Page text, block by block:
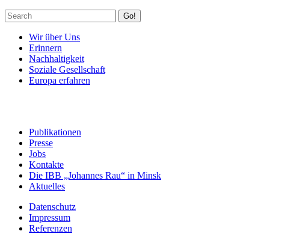
Go!
Wir über Uns
Erinnern
Nachhaltigkeit
Soziale Gesellschaft
Europa erfahren
Publikationen
Presse
Jobs
Kontakte
Die IBB „Johannes Rau“ in Minsk
Aktuelles
Datenschutz
Impressum
Referenzen